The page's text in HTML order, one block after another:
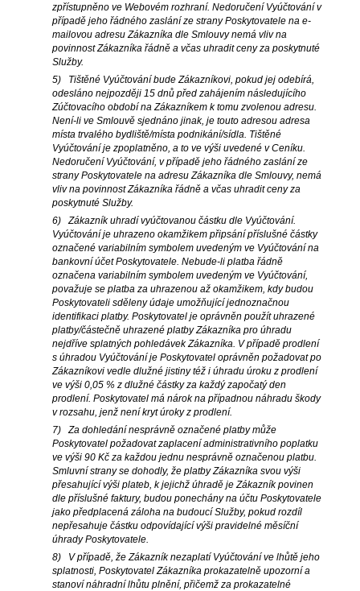
zpřístupněno ve Webovém rozhraní. Nedoručení Vyúčtování v
případě jeho řádného zaslání ze strany Poskytovatele na e-
mailovou adresu Zákazníka dle Smlouvy nemá vliv na
povinnost Zákazníka řádně a včas uhradit ceny za poskytnuté
Služby.
5) Tištěné Vyúčtování bude Zákazníkovi, pokud jej odebírá,
odesláno nejpozději 15 dnů před zahájením následujícího
Zúčtovacího období na Zákazníkem k tomu zvolenou adresu.
Není-li ve Smlouvě sjednáno jinak, je touto adresou adresa
místa trvalého bydliště/místa podnikání/sídla. Tištěné
Vyúčtování je zpoplatněno, a to ve výši uvedené v Ceníku.
Nedoručení Vyúčtování, v případě jeho řádného zaslání ze
strany Poskytovatele na adresu Zákazníka dle Smlouvy, nemá
vliv na povinnost Zákazníka řádně a včas uhradit ceny za
poskytnuté Služby.
6) Zákazník uhradí vyúčtovanou částku dle Vyúčtování.
Vyúčtování je uhrazeno okamžikem připsání příslušné částky
označené variabilním symbolem uvedeným ve Vyúčtování na
bankovní účet Poskytovatele. Nebude-li platba řádně
označena variabilním symbolem uvedeným ve Vyúčtování,
považuje se platba za uhrazenou až okamžikem, kdy budou
Poskytovateli sděleny údaje umožňující jednoznačnou
identifikaci platby. Poskytovatel je oprávněn použít uhrazené
platby/částečně uhrazené platby Zákazníka pro úhradu
nejdříve splatných pohledávek Zákazníka. V případě prodlení
s úhradou Vyúčtování je Poskytovatel oprávněn požadovat po
Zákazníkovi vedle dlužné jistiny též i úhradu úroku z prodlení
ve výši 0,05 % z dlužné částky za každý započatý den
prodlení. Poskytovatel má nárok na případnou náhradu škody
v rozsahu, jenž není kryt úroky z prodlení.
7) Za dohledání nesprávně označené platby může
Poskytovatel požadovat zaplacení administrativního poplatku
ve výši 90 Kč za každou jednu nesprávně označenou platbu.
Smluvní strany se dohodly, že platby Zákazníka svou výši
přesahující výši plateb, k jejichž úhradě je Zákazník povinen
dle příslušné faktury, budou ponechány na účtu Poskytovatele
jako předplacená záloha na budoucí Služby, pokud rozdíl
nepřesahuje částku odpovídající výši pravidelné měsíční
úhrady Poskytovatele.
8) V případě, že Zákazník nezaplatí Vyúčtování ve lhůtě jeho
splatnosti, Poskytovatel Zákazníka prokazatelně upozorní a
stanoví náhradní lhůtu plnění, přičemž za prokazatelné